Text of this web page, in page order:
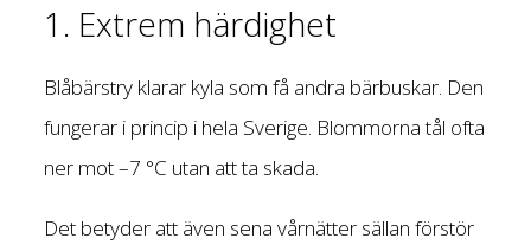
1. Extrem härdighet
Blåbärstry klarar kyla som få andra bärbuskar. Den
fungerar i princip i hela Sverige. Blommorna tål ofta
ner mot –7 °C utan att ta skada.
Det betyder att även sena vårnätter sällan förstör